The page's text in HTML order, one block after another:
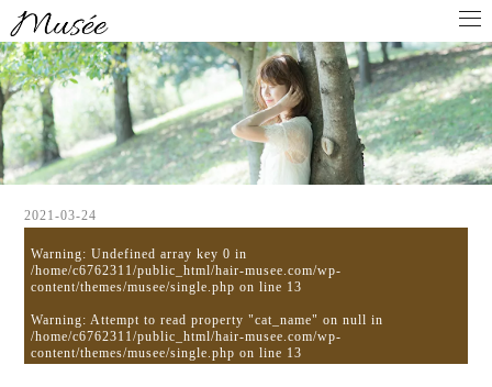
2021-03-24
Warning: Undefined array key 0 in
/home/c6762311/public_html/hair-musee.com/wp-
content/themes/musee/single.php on line 13
Warning: Attempt to read property "cat_name" on null in
/home/c6762311/public_html/hair-musee.com/wp-
content/themes/musee/single.php on line 13